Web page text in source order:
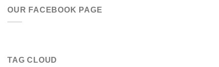
OUR FACEBOOK PAGE
TAG CLOUD